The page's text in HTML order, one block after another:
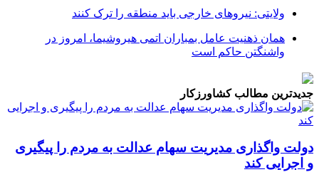
ولایتی: نیروهای خارجی باید منطقه را ترک کنند
همان ذهنیت عامل بمباران اتمی هیروشیما، امروز در
واشنگتن حاکم است
جدیدترین مطالب کشاورزکار
دولت واگذاری مدیریت سهام عدالت به مردم را پیگیری
و اجرایی کند